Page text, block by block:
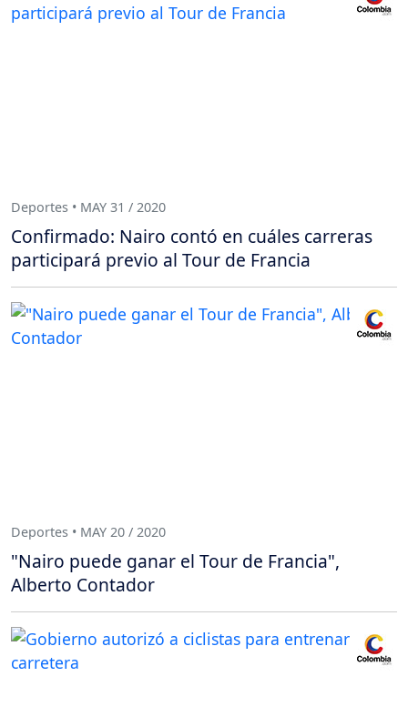
Deportes • MAY 31 / 2020
Confirmado: Nairo contó en cuáles carreras
participará previo al Tour de Francia
Deportes • MAY 20 / 2020
"Nairo puede ganar el Tour de Francia",
Alberto Contador